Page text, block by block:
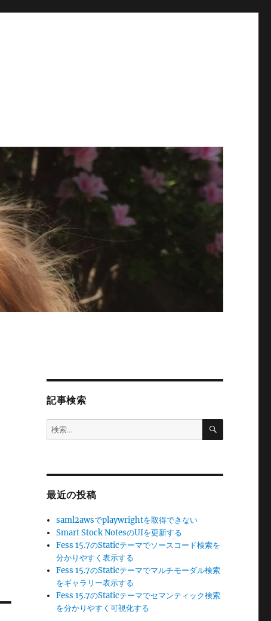
記事検索
検
索:
検
最近の投稿
saml2awsでplaywrightを取得できない
Smart Stock NotesのUIを更新する
Fess 15.7のStaticテーマでソースコード検索を
分かりやすく表示する
Fess 15.7のStaticテーマでマルチモーダル検索
をギャラリー表示する
Fess 15.7のStaticテーマでセマンティック検索
を分かりやすく可視化する